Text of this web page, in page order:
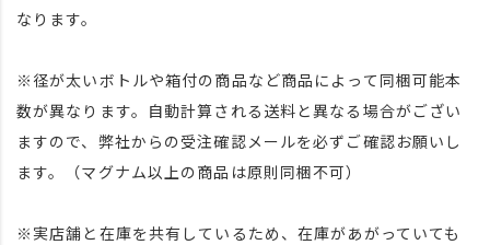
なります。
※径が太いボトルや箱付の商品など商品によって同梱可能本
数が異なります。自動計算される送料と異なる場合がござい
ますので、弊社からの受注確認メールを必ずご確認お願いし
ます。（マグナム以上の商品は原則同梱不可）
※実店舗と在庫を共有しているため、在庫があがっていても